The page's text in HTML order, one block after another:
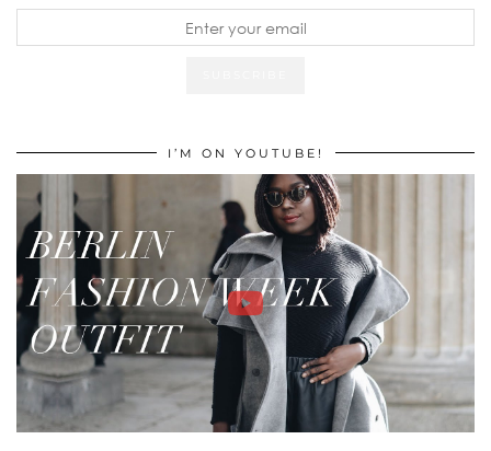
I’M ON YOUTUBE!